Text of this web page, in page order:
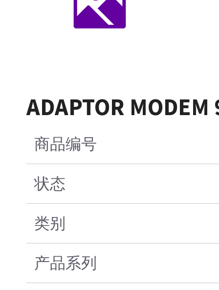
ADAPTOR
商品编号
状态
类别
产品系列